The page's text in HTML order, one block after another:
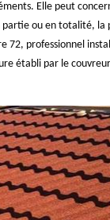
Elle peut
ou en totalité, la
72, professionnel
établi par le